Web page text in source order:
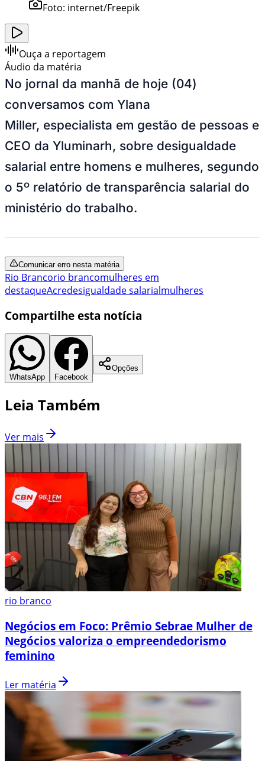
Foto: internet/Freepik
Ouça a reportagem
Áudio da matéria
No jornal da manhã de hoje (04)
conversamos com Ylana
Miller, especialista em gestão de pessoas e
CEO da Yluminarh, sobre desigualdade
salarial entre homens e mulheres, segundo
o 5º relatório de transparência salarial do
ministério do trabalho.
Comunicar erro nesta matéria
Rio Brancorio brancomulheres em
destaqueAcredesigualdade salarialmulheres
Compartilhe esta notícia
WhatsApp Facebook
Opções
Leia Também
Ver mais
rio branco
Negócios em Foco: Prêmio Sebrae Mulher de
Negócios valoriza o empreendedorismo
feminino
Ler matéria